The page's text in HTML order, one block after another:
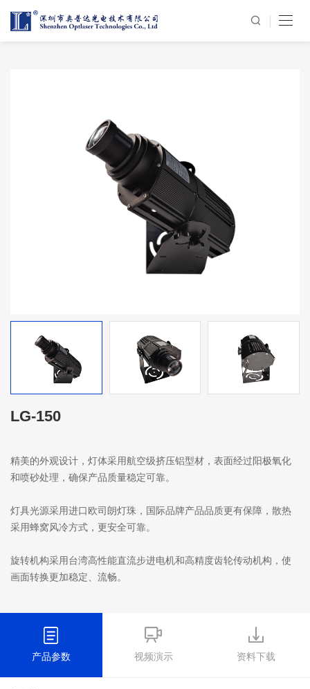
LG-150
精美的外观设计，灯体采用航空级挤压铝型材，表面经过阳极氧化
和喷砂处理，确保产品质量稳定可靠。
灯具光源采用进口欧司朗灯珠，国际品牌产品品质更有保障，散热
采用蜂窝风冷方式，更安全可靠。
旋转机构采用台湾高性能直流步进电机和高精度齿轮传动机构，使
画面转换更加稳定、流畅。
产品参数 视频演示 资料下载